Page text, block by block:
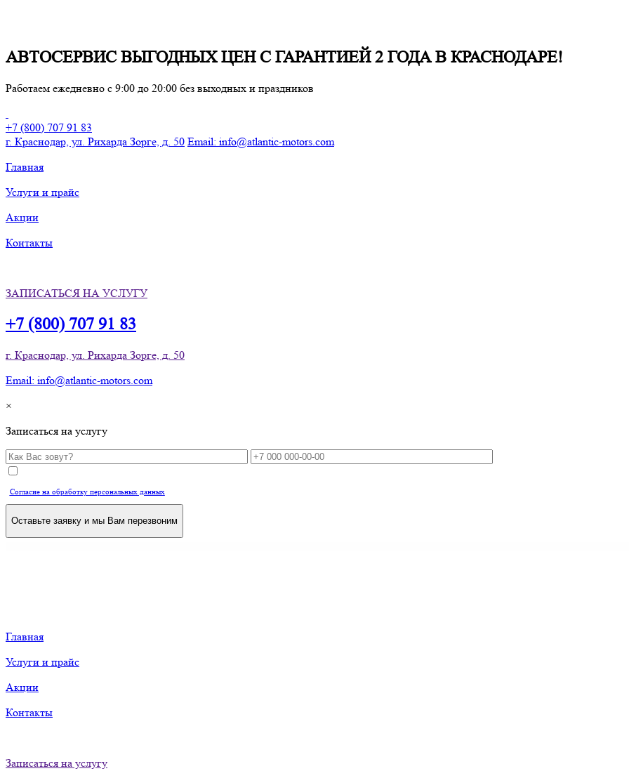
АВТОСЕРВИС ВЫГОДНЫX ЦЕН С ГАРАНТИЕЙ 2 ГОДА В КРАСНОДАРЕ!
Работаем ежедневно с 9:00 до 20:00 без выходных и праздников
+7 (800) 707 91 83
г. Краснодар, ул. Рихарда Зорге, д. 50 Email: info@atlantic-motors.com
Главная
Услуги и прайс
Акции
Контакты
ЗАПИСАТЬСЯ НА УСЛУГУ
+7 (800) 707 91 83
г. Краснодар, ул. Рихарда Зорге, д. 50
Email: info@atlantic-motors.com
×
Записаться на услугу
Согласие на обработку персональных данных
Оставьте заявку и мы Вам перезвоним
Главная
Услуги и прайс
Акции
Контакты
Записаться на услугу